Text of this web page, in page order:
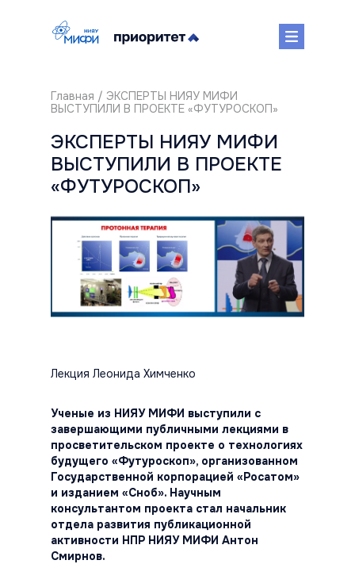
Главная / ЭКСПЕРТЫ НИЯУ МИФИ
ВЫСТУПИЛИ В ПРОЕКТЕ «ФУТУРОСКОП»
ЭКСПЕРТЫ НИЯУ МИФИ
ВЫСТУПИЛИ В ПРОЕКТЕ
«ФУТУРОСКОП»
Лекция Леонида Химченко
Ученые из НИЯУ МИФИ выступили с
завершающими публичными лекциями в
просветительском проекте о технологиях
будущего «Футуроскоп», организованном
Государственной корпорацией «Росатом»
и изданием «Сноб». Научным
консультантом проекта стал начальник
отдела развития публикационной
активности НПР НИЯУ МИФИ Антон
Смирнов.